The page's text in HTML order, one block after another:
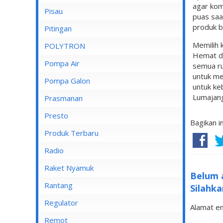
agar
puas
produk
Memilih
Hemat
semua
untuk
untuk
Bagikan
Belum
Alamat
Lampu Spotlight
Pisau
Pitingan
POLYTRON
Pompa Air
Pompa Air Panasonic
Pompa Air Shimizu
Pompa Galon
Prasmanan
Presto
Produk Terbaru
Radio
Raket Nyamuk
Rantang
Regulator
Remot